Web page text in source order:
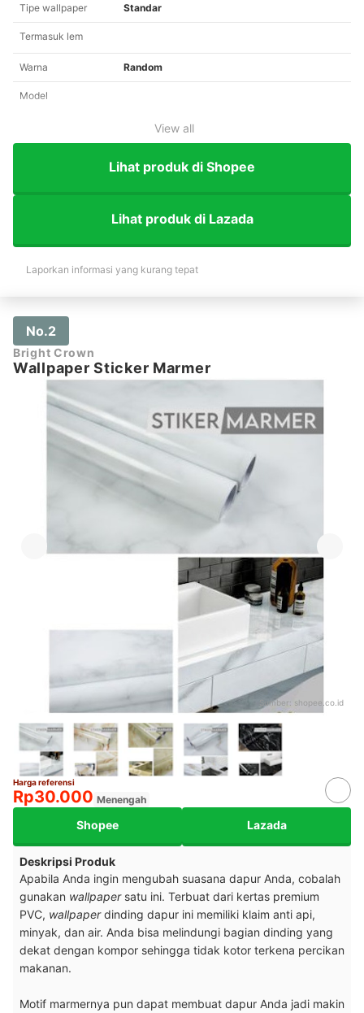
Tipe wallpaper Standar
Termasuk lem
Warna Random
Model
View all
Lihat produk di Shopee
Lihat produk di Lazada
Laporkan informasi yang kurang tepat
No.2
Bright Crown
Wallpaper Sticker Marmer
Sumber: shopee.co.id
Harga referensi
Rp30.000 Menengah
Shopee Lazada
Deskripsi Produk
Apabila Anda ingin mengubah suasana dapur Anda, cobalah
gunakan wallpapersatu ini. Terbuat dari kertas premium
PVC, wallpaperdinding dapur ini memiliki klaim anti api,
minyak, dan air. Anda bisa melindungi bagian dinding yang
dekat dengan kompor sehingga tidak kotor terkena percikan
makanan.
Motif marmernya pun dapat membuat dapur Anda jadi makin